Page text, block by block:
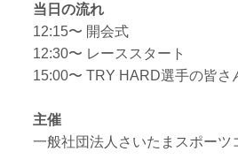
当日の流れ
12:15〜 開会式
12:30〜 レーススタート
15:00〜 TRY HARD選手の皆さ
主催
一般社団法人さいたまスポーツ